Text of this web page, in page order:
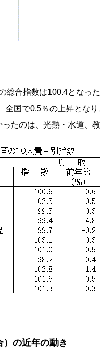
合指数は100.4となった
国で0.5％の上昇とな
たのは、光熱・水道、教
の近年の動き